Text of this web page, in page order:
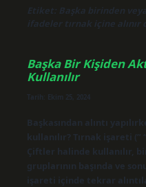
Etiket: Başka birinden
ifadeler tırnak içine alınır
Başka Bir Kişiden
Kullanılır
Tarih: Ekim 25, 2024
Başkasından alıntı
kullanılır? Tırnak işareti
Çiftler halinde kullanılır,
gruplarının başında ve
işareti içinde tekrar